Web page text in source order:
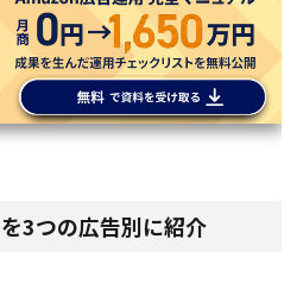
3つの広告別に紹介